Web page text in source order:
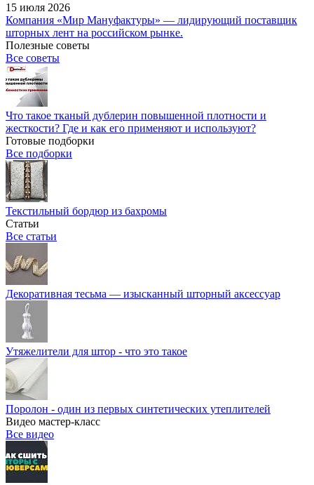
15 июля 2026
Компания «Мир Мануфактуры» — лидирующий поставщик
шторных лент на российском рынке.
Полезные советы
Все советы
Что такое тканый дублерин повышенной плотности и
жесткости? Где и как его применяют и используют?
Готовые подборки
Все подборки
Текстильный бордюр из бахромы
Статьи
Все статьи
Декоративная тесьма — изысканный шторный аксессуар
Утяжелители для штор - что это такое
Поролон - один из первых синтетических утеплителей
Видео мастер-класс
Все видео